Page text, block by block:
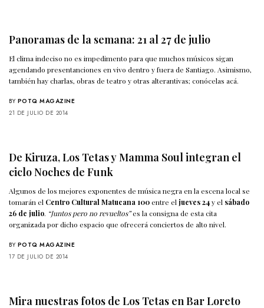
Panoramas de la semana: 21 al 27 de julio
El clima indeciso no es impedimento para que muchos músicos sigan
agendando presentanciones en vivo dentro y fuera de Santiago. Asimismo,
también hay charlas, obras de teatro y otras alterantivas; conócelas acá.
BY POTQ MAGAZINE
21 DE JULIO DE 2014
De Kiruza, Los Tetas y Mamma Soul integran el
ciclo Noches de Funk
Algunos de los mejores exponentes de música negra en la escena local se
tomarán el Centro Cultural Matucana 100entre eljueves 24y el sábado
26 de julio. “Juntos pero no revueltos”es la consigna de esta cita
organizada por dicho espacio que ofrecerá conciertos de alto nivel.
BY POTQ MAGAZINE
17 DE JULIO DE 2014
Mira nuestras fotos de Los Tetas en Bar Loreto